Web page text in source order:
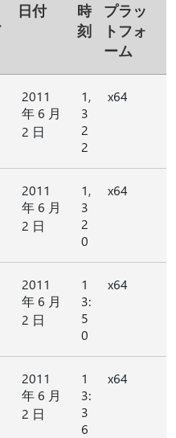
日付
時
刻
プラッ
トフォ
ーム
2011
年 6 月
2 日
1,
3
2
2
x64
2011
年 6 月
2 日
1,
3
2
0
x64
2011
年 6 月
2 日
1
3:
5
0
x64
2011
年 6 月
2 日
1
3:
3
6
x64